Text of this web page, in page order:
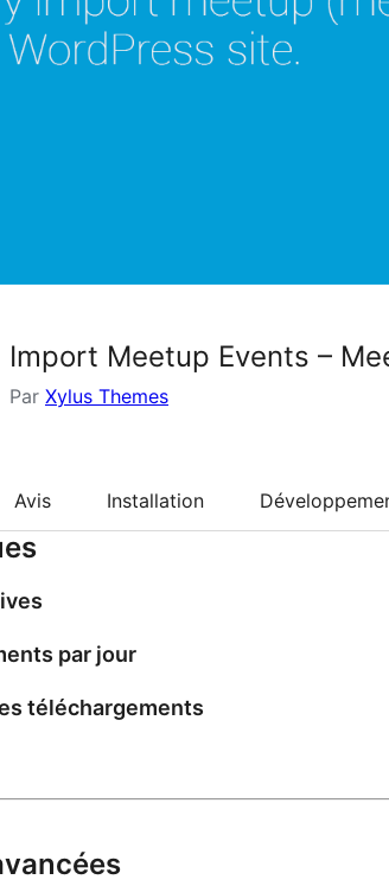
Import Meetup Events –
Par Xylus Themes
Avis Installation
par jour
téléchargements